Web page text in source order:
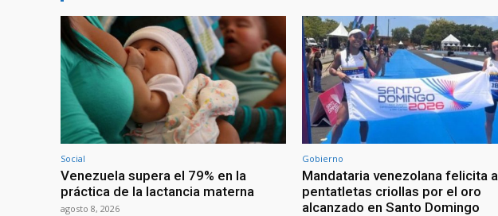
Social
Venezuela supera el 79% en la
práctica de la lactancia materna
agosto 8, 2026
Gobierno
Mandataria venezolana felicita a
pentatletas criollas por el oro
alcanzado en Santo Domingo